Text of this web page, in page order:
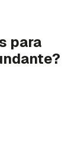
para